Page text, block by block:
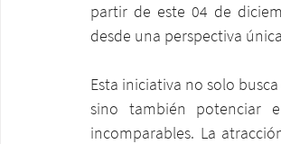
partir de este 04 de
desde una perspectiva
Esta iniciativa no solo
sino también potenciar
incomparables. La